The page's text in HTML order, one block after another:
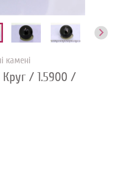
камені
/ 1.5900 /